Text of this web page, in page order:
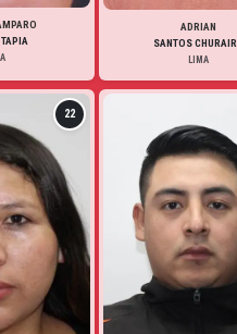
ADRIAN
SANTOS
LIMA
22